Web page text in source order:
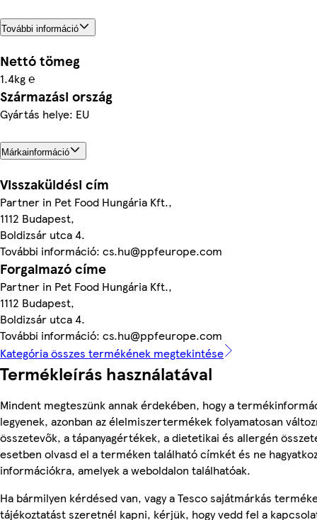
További információ
Nettó tömeg
1.4kg ℮
Származási ország
Gyártás helye: EU
Márkainformáció
Visszaküldési cím
Partner in Pet Food Hungária Kft.,
1112 Budapest,
Boldizsár utca 4.
További információ: cs.hu@ppfeurope.com
Forgalmazó címe
Partner in Pet Food Hungária Kft.,
1112 Budapest,
Boldizsár utca 4.
További információ: cs.hu@ppfeurope.com
Kategória összes termékének megtekintése
Termékleírás használatával
Mindent megteszünk annak érdekében, hogy a
legyenek, azonban az élelmiszertermékek folyamatosan
összetevők, a tápanyagértékek, a dietetikai és allergén
esetben olvasd el a terméken található címkét és ne
információkra, amelyek a weboldalon találhatóak.
Ha bármilyen kérdésed van, vagy a Tesco sajátmárkás
tájékoztatást szeretnél kapni, kérjük, hogy vedd fel a